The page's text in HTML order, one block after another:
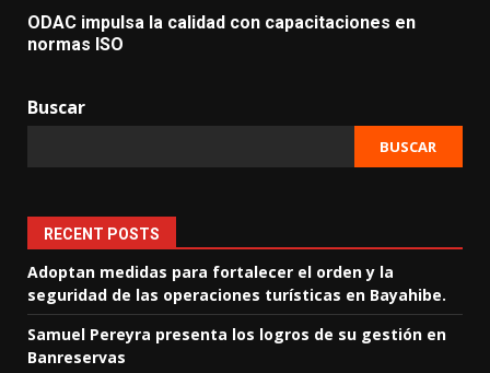
ODAC impulsa la calidad con capacitaciones en
normas ISO
Buscar
BUSCAR
RECENT POSTS
Adoptan medidas para fortalecer el orden y la
seguridad de las operaciones turísticas en Bayahibe.
Samuel Pereyra presenta los logros de su gestión en
Banreservas